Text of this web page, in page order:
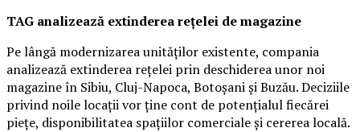
TAG analizează extinderea rețelei de magazine
Pe lângă modernizarea unităților existente, compania
analizează extinderea rețelei prin deschiderea unor noi
magazine în Sibiu, Cluj-Napoca, Botoșani și Buzău. Deciziile
privind noile locații vor ține cont de potențialul fiecărei
piețe, disponibilitatea spațiilor comerciale și cererea locală.